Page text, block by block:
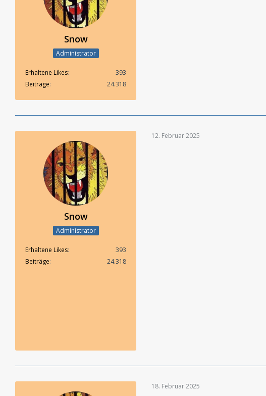
Snow
Administrator
Erhaltene Likes
393
Beiträge
24.318
Snow
Administrator
Erhaltene Likes
393
Beiträge
24.318
12. Februar 2025
18. Februar 2025